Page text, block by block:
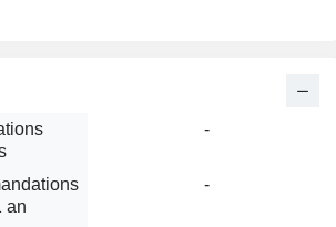
-
an
-